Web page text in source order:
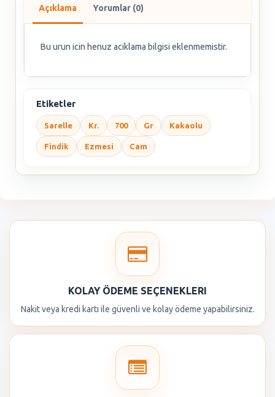
Açıklama Yorumlar (0)
Bu urun icin henuz aciklama bilgisi eklenmemistir.
Etiketler
Sarelle Kr. 700 Gr Kakaolu
Findik Ezmesi Cam
KOLAY ÖDEME SEÇENEKLERI
Nakit veya kredi kartı ile güvenli ve kolay ödeme yapabilirsiniz.